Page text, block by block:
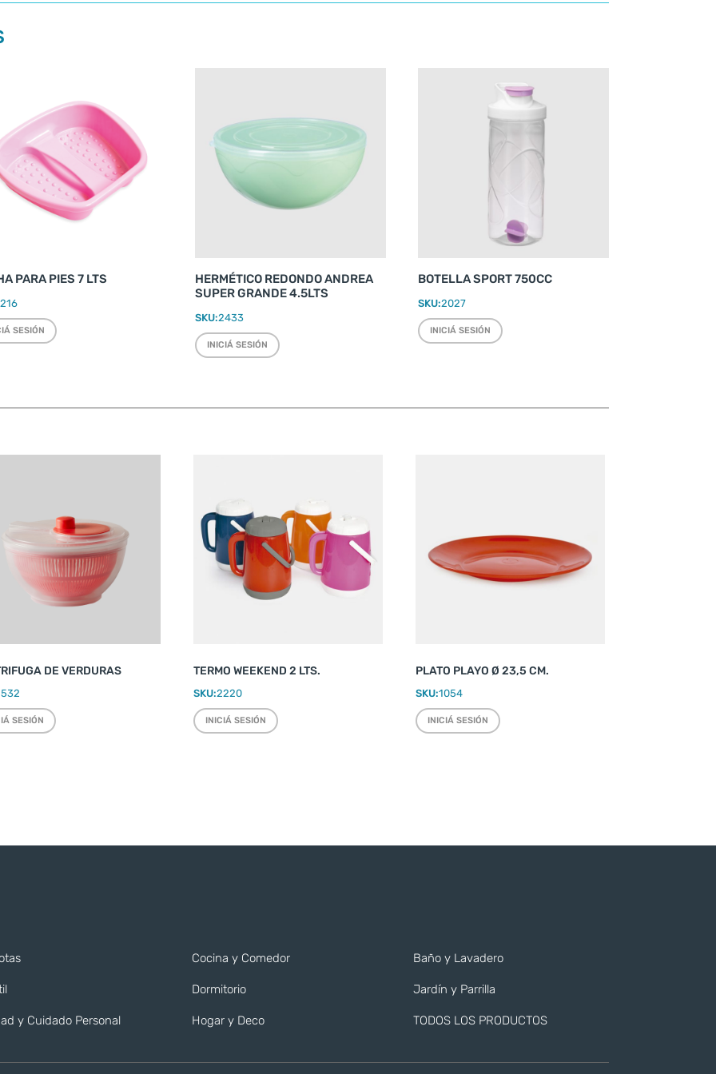
PARA PIES 7 LTS
SESIÓN
HERMÉTICO REDONDO ANDREA
SUPER GRANDE 4.5LTS
SKU:2433
INICIÁ SESIÓN
BOTELLA SPORT 750CC
SKU:2027
INICIÁ SESIÓN
DE VERDURAS
SESIÓN
TERMO WEEKEND 2 LTS.
SKU:2220
INICIÁ SESIÓN
PLATO PLAYO Ø 23,5 CM.
SKU:1054
INICIÁ SESIÓN
y Cuidado Personal
Cocina y Comedor
Dormitorio
Hogar y Deco
Baño y Lavadero
Jardín y Parrilla
TODOS LOS PRODUCTOS